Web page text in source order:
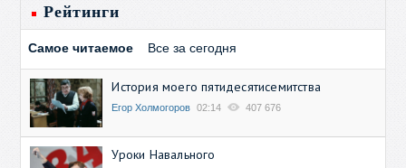
Рейтинги
Самое читаемое Все за сегодня
История моего пятидесятисемитства
Егор Холмогоров 02:14 407 676
Уроки Навального